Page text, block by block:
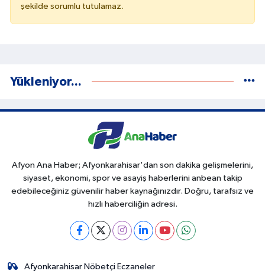
şekilde sorumlu tutulamaz.
Yükleniyor...
Afyon Ana Haber; Afyonkarahisar'dan son dakika gelişmelerini,
siyaset, ekonomi, spor ve asayiş haberlerini anbean takip
edebileceğiniz güvenilir haber kaynağınızdır. Doğru, tarafsız ve
hızlı haberciliğin adresi.
Afyonkarahisar Nöbetçi Eczaneler